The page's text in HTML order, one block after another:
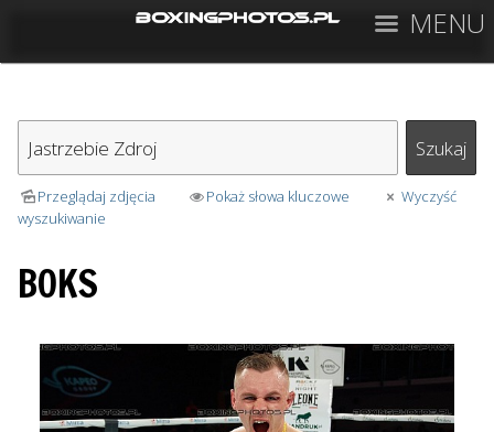
MENU
Przeglądaj zdjęcia Pokaż słowa kluczowe
Wyczyść
wyszukiwanie
BOKS